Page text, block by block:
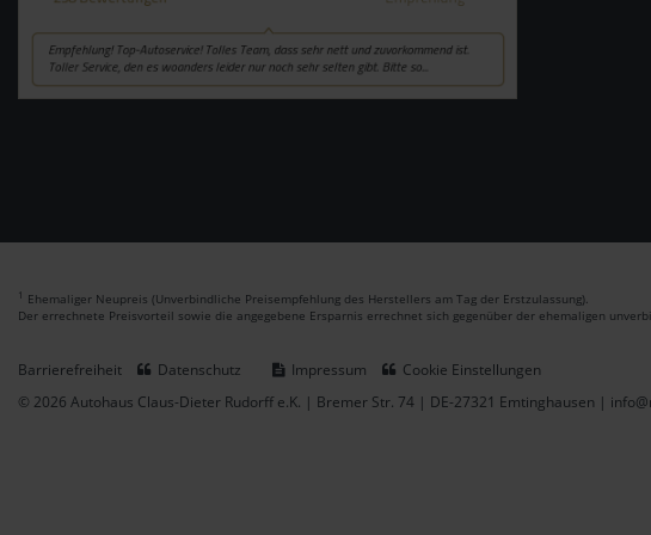
1 Ehemaliger Neupreis (Unverbindliche Preisempfehlung des Herstellers am Tag der Erstzulassung).
Der errechnete Preisvorteil sowie die angegebene Ersparnis errechnet sich gegenüber der ehemaligen
Barrierefreiheit Datenschutz Impressum
Cookie Einstellungen
© 2026 Autohaus Claus-Dieter Rudorff e.K. | Bremer Str. 74 | DE-27321 Emtinghausen |